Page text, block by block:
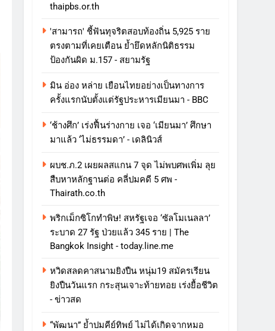
thaipbs.or.th
'สามารถ' ชี้ฟันทุจริตสอบท้องถิ่น 5,925 ราย
ตรงตามที่เคยเตือน ย้ำยึดหลักนิติธรรม
ป้องกันผิด ม.157 - สยามรัฐ
มิน อ่อง หล่าย เยือนไทยอย่างเป็นทางการ
ครั้งแรกนับตั้งแต่รัฐประหารเมียนมา - BBC
‘ช้างศึก’ เร่งฟื้นร่างกาย เจอ ‘เมียนมา’ ศึกษา
มาแล้ว ‘ไม่ธรรมดา’ - เดลินิวส์
ผบช.ภ.2 เผยผลสแกน 7 จุด ไม่พบศพเพิ่ม ลุย
สืบหาหลักฐานต่อ คลี่ปมคดี 5 ศพ -
Thairath.co.th
พริกเม็กซิโกทำพิษ! สหรัฐเจอ ‘ซัลโมเนลลา’
ระบาด 27 รัฐ ป่วยแล้ว 345 ราย | The
Bangkok Insight - today.line.me
หวิดสลดคาสนามยิงปืน หนุ่ม19 สมัครเรียน
ยิงปืนวันแรก กระสุนเจาะท้ายทอย เร่งยื้อชีวิต
- ข่าวสด
“พัฒนา” ย้ำปมคีย์ทิพย์ ไม่ได้เกิดจากหมอ